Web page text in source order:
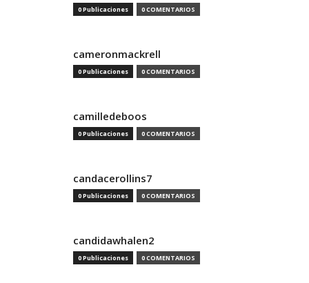
0 Publicaciones 0 COMENTARIOS
cameronmackrell
0 Publicaciones 0 COMENTARIOS
camilledeboos
0 Publicaciones 0 COMENTARIOS
candacerollins7
0 Publicaciones 0 COMENTARIOS
candidawhalen2
0 Publicaciones 0 COMENTARIOS